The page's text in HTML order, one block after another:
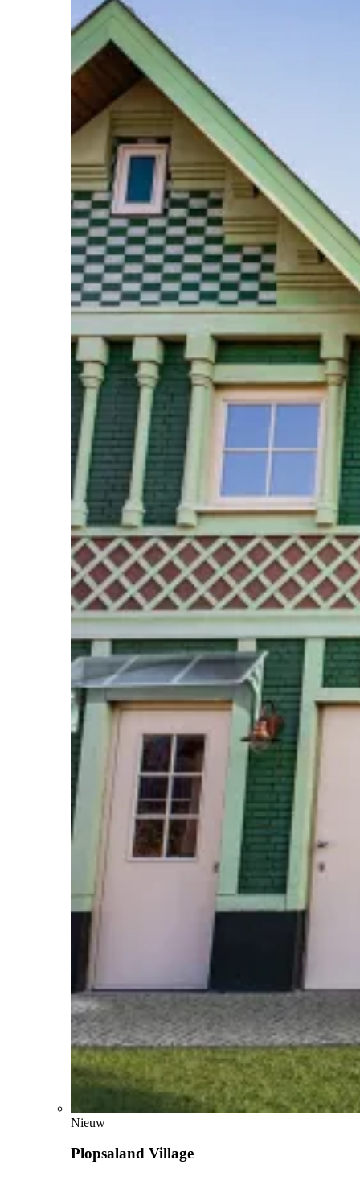
Nieuw
Plopsaland Village